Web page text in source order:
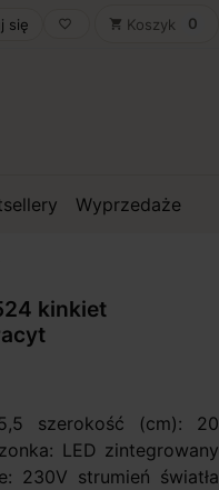
się favorite_border shopping_cart Koszyk 0
Wyprzedaże
kinkiet
szerokość (cm): 20
LED zintegrowany
230V strumień światła